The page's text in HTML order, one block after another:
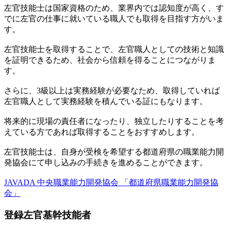
左官技能士は国家資格のため、業界内では認知度が高く、す
でに左官の仕事に就いている職人でも取得を目指す方がいま
す。
左官技能士を取得することで、左官職人としての技術と知識
を証明できるため、社会から信頼を得ることにつながりま
す。
さらに、3級以上は実務経験が必要なため、取得していれば
左官職人として実務経験を積んでいる証にもなります。
将来的に現場の責任者になったり、独立したりすることを考
えている方であれば取得することをおすすめします。
左官技能士は、自身が受検を希望する都道府県の職業能力開
発協会にて申し込みの手続きを進めることができます。
JAVADA 中央職業能力開発協会 「都道府県職業能力開発協
会」
登録左官基幹技能者